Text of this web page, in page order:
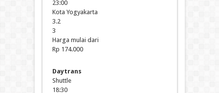
23:00
Kota Yogyakarta
3.2
3
Harga mulai dari
Rp 174.000
Daytrans
Shuttle
18:30